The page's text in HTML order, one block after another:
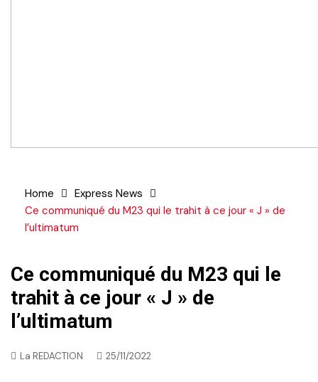
Home
Express News
Ce communiqué du M23 qui le trahit à ce jour « J » de
l’ultimatum
Ce communiqué du M23 qui le
trahit à ce jour « J » de
l’ultimatum
La REDACTION 25/11/2022